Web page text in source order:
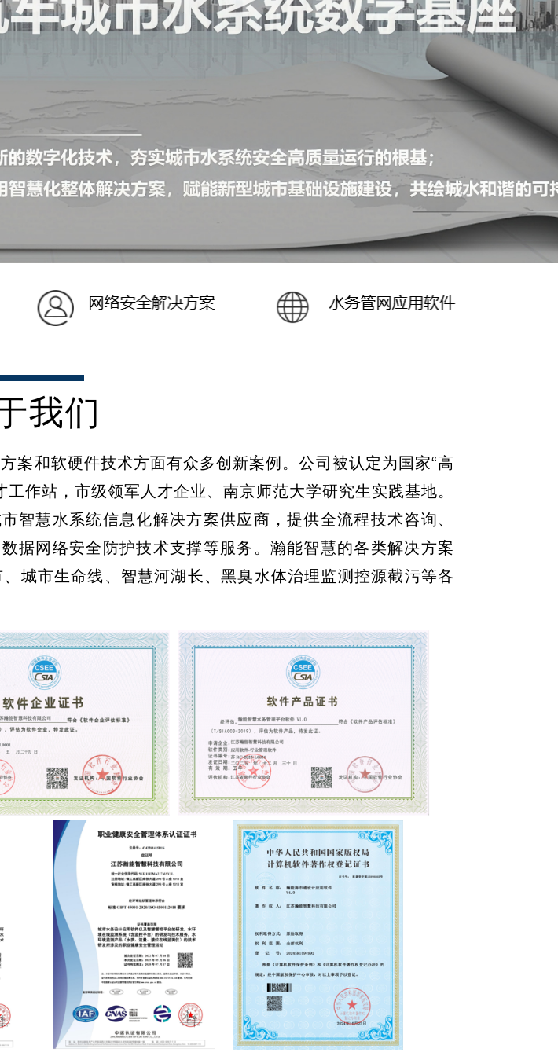
我们
案和软硬件技术方面有众多创新案例。公司被认定为国家“高
作站，市级领军人才企业、南京师范大学研究生实践基地。
智慧水系统信息化解决方案供应商，提供全流程技术咨询、
据网络安全防护技术支撑等服务。瀚能智慧的各类解决方案
城市生命线、智慧河湖长、黑臭水体治理监测控源截污等各